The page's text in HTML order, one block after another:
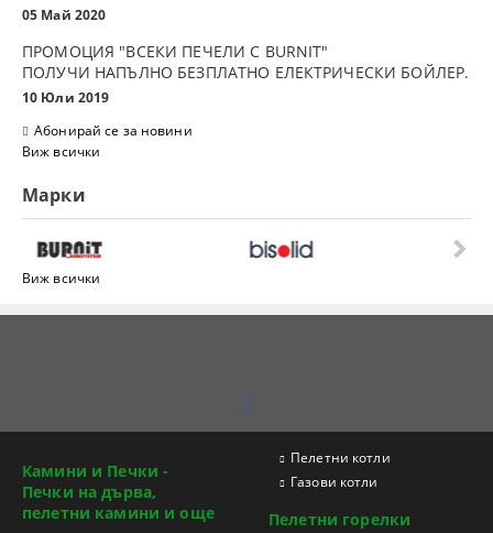
05 Май 2020
ПРОМОЦИЯ "ВСЕКИ ПЕЧЕЛИ С BURNIT"
ПОЛУЧИ НАПЪЛНО БЕЗПЛАТНО ЕЛЕКТРИЧЕСКИ БОЙЛЕР.
10 Юли 2019
Абонирай се за новини
Виж всички
Марки
Виж всички
Камини и Печки -
Печки на дърва,
пелетни камини и още
Пелетни котли
Газови котли
Пелетни горелки